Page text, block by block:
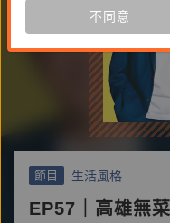
節目 生活風格
EP57｜高雄無
不同意